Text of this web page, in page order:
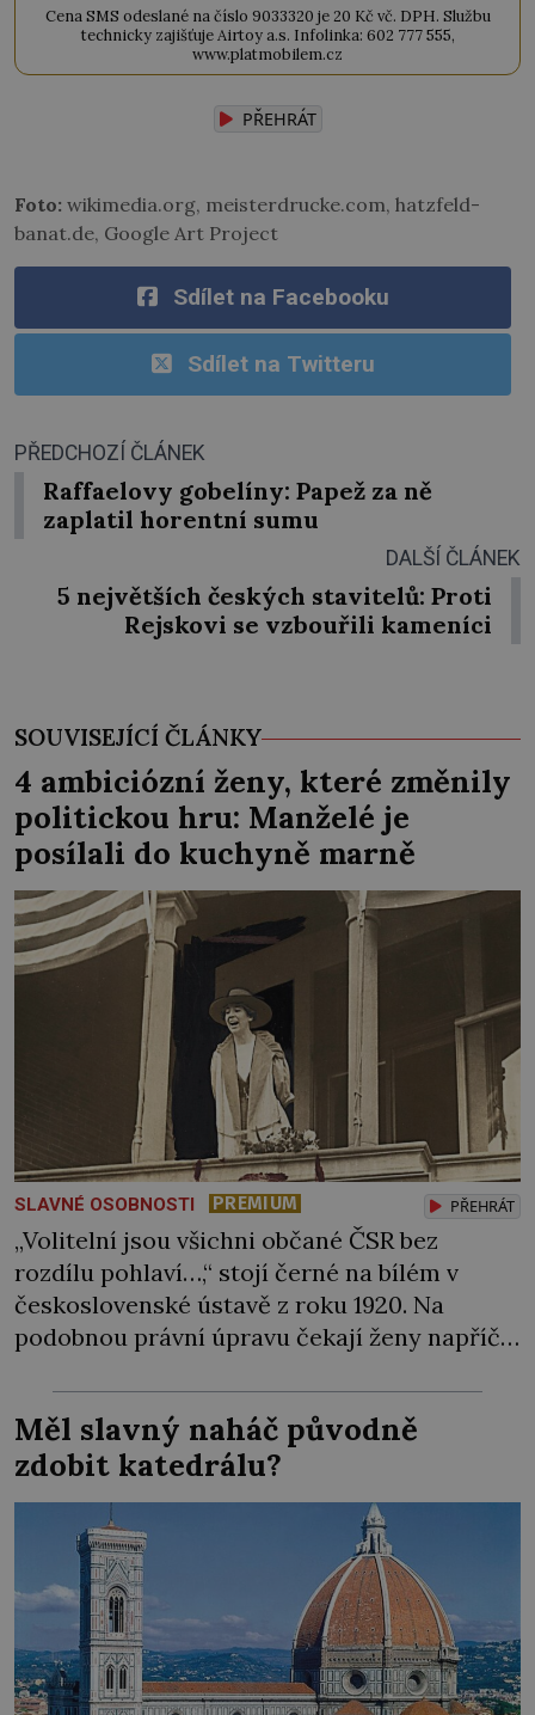
Cena SMS odeslané na číslo 9033320 je 20 Kč vč. DPH. Službu
technicky zajišťuje Airtoy a.s. Infolinka: 602 777 555,
www.platmobilem.cz
PŘEHRÁT
Foto: wikimedia.org, meisterdrucke.com, hatzfeld-
banat.de, Google Art Project
Sdílet na Facebooku
Sdílet na Twitteru
PŘEDCHOZÍ ČLÁNEK
Raffaelovy gobelíny: Papež za ně
zaplatil horentní sumu
DALŠÍ ČLÁNEK
5 největších českých stavitelů: Proti
Rejskovi se vzbouřili kameníci
SOUVISEJÍCÍ ČLÁNKY
4 ambiciózní ženy, které změnily
politickou hru: Manželé je
posílali do kuchyně marně
SLAVNÉ OSOBNOSTI PREMIUM PŘEHRÁT
„Volitelní jsou všichni občané ČSR bez
rozdílu pohlaví…,“ stojí černé na bílém v
československé ústavě z roku 1920. Na
podobnou právní úpravu čekají ženy napříč
bojují… Politikaření bylo po dlouhá staletí
výsadou mužů. Samozřejmě, že se v průběhu
dějin čas od času objevila nějaká velká
panovnice, ale daly […]
Měl slavný naháč původně
zdobit katedrálu?